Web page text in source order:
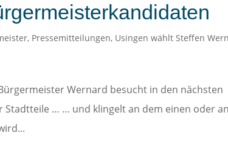
, Pressemitteilungen, Usingen wählt Steffen
Wernard besucht in den nächsten
… … und klingelt an dem einen oder